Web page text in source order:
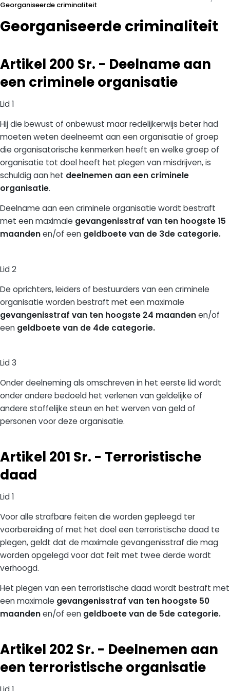
Georganiseerde criminaliteit
Georganiseerde criminaliteit
Artikel 200 Sr. - Deelname aan
een criminele organisatie
Lid 1
Hij die bewust of onbewust maar redelijkerwijs beter had
moeten weten deelneemt aan een organisatie of groep
die organisatorische kenmerken heeft en welke groep of
organisatie tot doel heeft het plegen van misdrijven, is
schuldig aan het deelnemen aan een criminele
organisatie.
Deelname aan een criminele organisatie wordt bestraft
met een maximale gevangenisstraf van ten hoogste 15
maandenen/of een geldboete van de 3de categorie.
Lid 2
De oprichters, leiders of bestuurders van een criminele
organisatie worden bestraft met een maximale
gevangenisstraf van ten hoogste 24 maandenen/of
een geldboete van de 4de categorie.
Lid 3
Onder deelneming als omschreven in het eerste lid wordt
onder andere bedoeld het verlenen van geldelijke of
andere stoffelijke steun en het werven van geld of
personen voor deze organisatie.
Artikel 201 Sr. - Terroristische
daad
Lid 1
Voor alle strafbare feiten die worden gepleegd ter
voorbereiding of met het doel een terroristische daad te
plegen, geldt dat de maximale gevangenisstraf die mag
worden opgelegd voor dat feit met twee derde wordt
verhoogd.
Het plegen van een terroristische daad wordt bestraft met
een maximale gevangenisstraf van ten hoogste 50
maandenen/of een geldboete van de 5de categorie.
Artikel 202 Sr. - Deelnemen aan
een terroristische organisatie